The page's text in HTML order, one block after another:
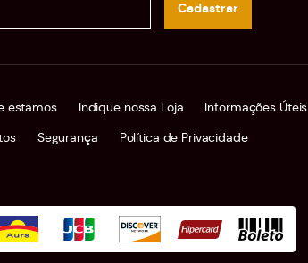
Cadastrar
estamos Indique nossa Loja Informações Úteis
Segurança Política de Privacidade